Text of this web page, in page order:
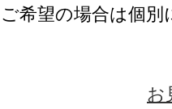
希望の場合は個別
お